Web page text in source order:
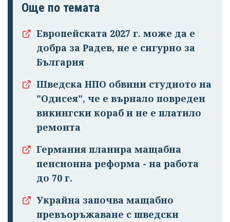
Още по темата
Европейската 2027 г. може да е
добра за Радев, не е сигурно за
България
Шведска НПО обвини студиото на
"Одисея", че е върнало повреден
викингски кораб и не е платило
ремонта
Германия планира мащабна
пенсионна реформа - на работа
до 70 г.
Украйна започва мащабно
превъоръжаване с шведски